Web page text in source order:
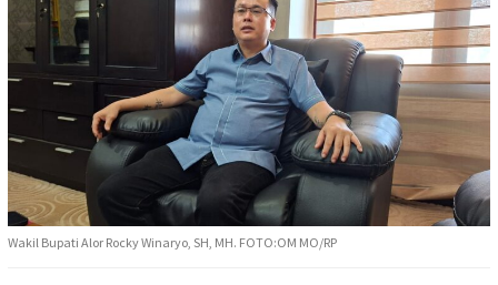
Wakil Bupati Alor Rocky Winaryo, SH, MH. FOTO:OM MO/RP